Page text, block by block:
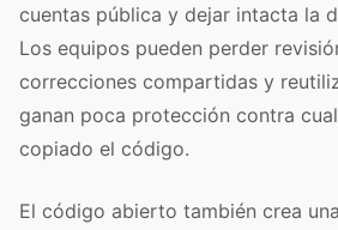
cuentas pública y dejar intacta la
Los equipos pueden perder
correcciones compartidas y
ganan poca protección contra
copiado el código.
El código abierto también crea